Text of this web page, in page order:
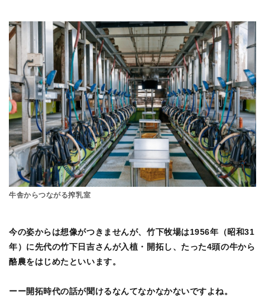
牛舎からつながる搾乳室
今の姿からは想像がつきませんが、竹下牧場は1956年（昭和31
年）に先代の竹下日吉さんが入植・開拓し、たった4頭の牛から
酪農をはじめたといいます。
ーー開拓時代の話が聞けるなんてなかなかないですよね。